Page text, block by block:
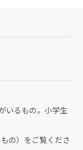
いるもの。小学生
もの）をご覧くださ